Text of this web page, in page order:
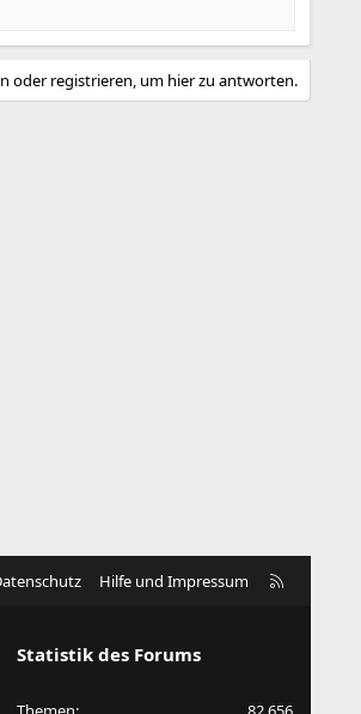
oder registrieren, um hier zu antworten.
Hilfe und Impressum
R
Statistik des Forums